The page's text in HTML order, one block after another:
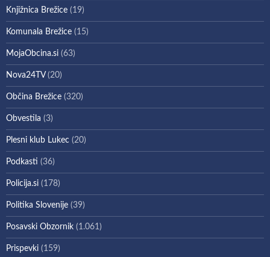
Knjižnica Brežice (19)
Komunala Brežice (15)
MojaObcina.si (63)
Nova24TV(20)
Občina Brežice (320)
Obvestila (3)
Plesni klub Lukec (20)
Podkasti (36)
Policija.si (178)
Politika Slovenije (39)
Posavski Obzornik (1.061)
Prispevki (159)